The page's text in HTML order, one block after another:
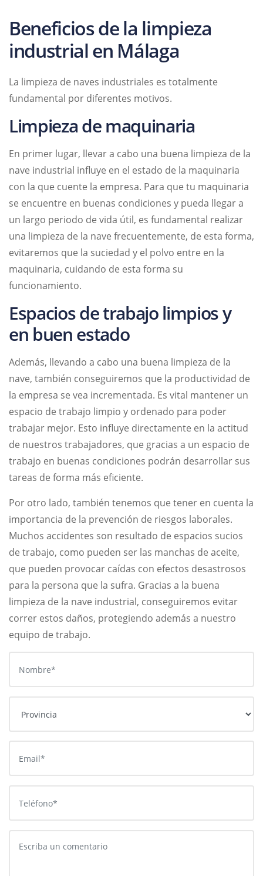
Beneficios de la limpieza
industrial en Málaga
La limpieza de naves industriales es totalmente
fundamental por diferentes motivos.
Limpieza de maquinaria
En primer lugar, llevar a cabo una buena limpieza de la
nave industrial influye en el estado de la maquinaria
con la que cuente la empresa. Para que tu maquinaria
se encuentre en buenas condiciones y pueda llegar a
un largo periodo de vida útil, es fundamental realizar
una limpieza de la nave frecuentemente, de esta forma,
evitaremos que la suciedad y el polvo entre en la
maquinaria, cuidando de esta forma su
funcionamiento.
Espacios de trabajo limpios y
en buen estado
Además, llevando a cabo una buena limpieza de la
nave, también conseguiremos que la productividad de
la empresa se vea incrementada. Es vital mantener un
espacio de trabajo limpio y ordenado para poder
trabajar mejor. Esto influye directamente en la actitud
de nuestros trabajadores, que gracias a un espacio de
trabajo en buenas condiciones podrán desarrollar sus
tareas de forma más eficiente.
Por otro lado, también tenemos que tener en cuenta la
importancia de la prevención de riesgos laborales.
Muchos accidentes son resultado de espacios sucios
de trabajo, como pueden ser las manchas de aceite,
que pueden provocar caídas con efectos desastrosos
para la persona que la sufra. Gracias a la buena
limpieza de la nave industrial, conseguiremos evitar
correr estos daños, protegiendo además a nuestro
equipo de trabajo.